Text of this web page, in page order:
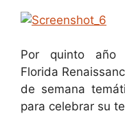
Por quinto año
Florida
de semana
para celebrar su